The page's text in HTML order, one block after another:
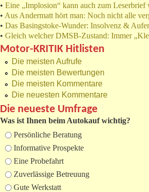
• Eine „Implosion“ kann auch zum Leserbrief
• Aus Andermatt hört man: Noch nicht alle
• Das Basingstoke-Wunder: Insolvenz &
• Gleich welcher DMSB-Zustand: Immer
Motor-KRITIK Hitlisten
Die meisten Aufrufe
Die meisten Bewertungen
Die meisten Kommentare
Die neuesten Kommentare
Die neueste Umfrage
Was ist Ihnen beim Autokauf wichtig?
Auswahlmöglichkeiten
Persönliche Beratung
Informative Prospekte
Eine Probefahrt
Zuverlässige Betreuung
Gute Werkstatt